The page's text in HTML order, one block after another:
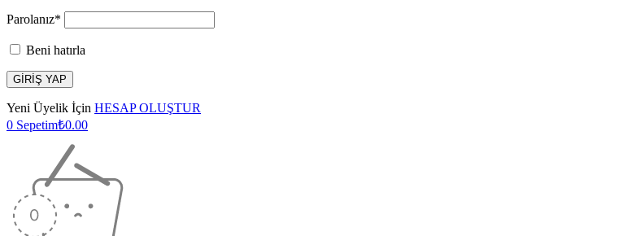
Parolanız*
Beni hatırla
Yeni Üyelik İçin HESAP OLUŞTUR
0 Sepetim₺0.00